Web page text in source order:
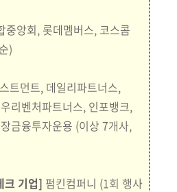
중앙회, 롯데멤버스, 코스콤
)
트먼트, 데일리파트너스,
리벤처파트너스,인포뱅크,
금융투자운용 (이상 7개사,
크 기업] 펌킨컴퍼니 (1회 행사